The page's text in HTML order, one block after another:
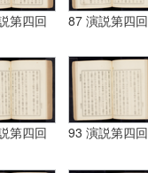
第四回 87 演説第四回
第四回 93 演説第四回